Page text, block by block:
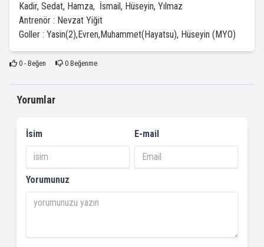
Kadir, Sedat, Hamza, İsmail, Hüseyin, Yılmaz
Antrenör : Nevzat Yiğit
Goller : Yasin(2),Evren,Muhammet(Hayatsu), Hüseyin (MYO)
0- Beğen 0Beğenme
Yorumlar
İsim E-mail
Yorumunuz